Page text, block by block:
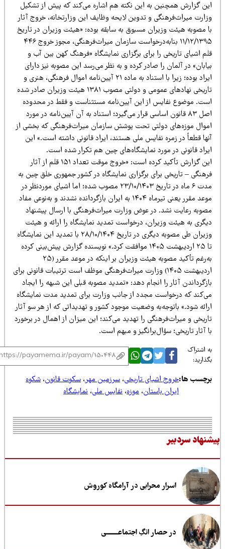
گزارش همچنین به این نکته هم اشاره می‌کند که پیش از تشکیل
میراث‌فرهنگی و تدوین لایحه وظایف این وزارتخانه، خروج آثار
مصوبه هیئت وزیران مسبوق به سابقه بوده: «هیئت وزیران در تاریخ
۱۱/۱۲/۱۳۹۵ بنابه‌درخواست سازمان میراث‌فرهنگی، مجوز خروج ۴۴۶
اشیای تاریخی را برای برگزاری نمایشگاه «فرهنگ کهن بین آب و
در آلمان را صادر کرده و به نظر می‌رسد این مصوبه نیز دارای
ایراد بوده؛ زیرا با استناد به ماده ۲۱ آیین‌نامه اموال فرهنگی، هنری و
تاریخی نهادهای عمومی و دولتی مصوب ۱۳۸۱ هیئت وزیران صادر شده
موضوع نفایس از این آیین‌نامه مستثناست و فقط در محدوده
اصل ۸۳ قانون اساسی قرار می‌گیرد؛ استناد به آن آیین‌نامه در مورد
موزه‌های دولتی تحت پوشش سازمان میراث‌فرهنگی که بخشی از
قطعاً در زمره نفایس ملی هستند، ایراد قانونی داشته است.» این
قانونی در مورد نمایشگاه‌های چین هم تکرار شده است.
این گزارش تأکید کرده است: «خروج موقت تعداد ۱۵۱ قلم از آثار
– تاریخی برای برگزاری نمایشگاه در کشور جمهوری خلق چین به
مدت ۶ ماه در تاریخ ۲۳/۱۰/۱۴۰۳ مصوب شده؛ اما اشیای موردنظر در
موعد مقرر یعنی تیرماه ۱۴۰۴ به ایران بازگردانده نشدند و به‌نوعی مفاد
رعایت نشد. در عوض وزارت میراث‌فرهنگی با ارسال پیشنهاد
به هیئت وزیران، درخواست تمدید نمایشگاه را ارائه و هیئت
وزیران طی مصوبه دیگری در تاریخ ۲۸/۱۰/۱۴۰۴ با تمدید این نمایشگاه
تا ۲۵ اردیبهشت ۱۴۰۵ موافقت کرد.» نویسنده گزارش پیش‌بینی کرده
به‌رغم تأکید مصوبه هیئت وزیران بر اینکه در موعد مقرر (۲۵
اردیبهشت ۱۴۰۵) وزارت میراث‌فرهنگی موظف است ترتیبات قانونی برای
آثار را انجام دهد: «تمدید مصوبه قبلی این شبهه را ایجاد
که درخواست مجدد از جانب وزارت برای تمدید مدت نمایشگاه
شود.» باتوجه‌به وضعیت موجود کشور و تهدیداتی که از هر سو آثار
و میراث‌فرهنگی را تهدید می‌کند؛ این میزان از اهمال در برخورد
آثار تاریخی؛ سؤال‌برانگیز و مبهم است.
اشتراک
ها:خروج اشیای تاریخی،سرزمین مهر،سکوت قانون،شکوه
ایران باستان،موزه،نفایس ملی،نمایشگاه
سردبیر
اسرار محرابی در آرامگاه کوروش
در حصار انگِ اجتماعــــــــی